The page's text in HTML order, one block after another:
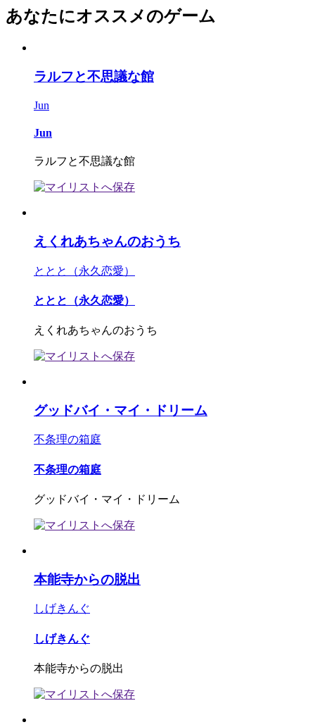
あなたにオススメのゲーム
ラルフと不思議な館
Jun
Jun
ラルフと不思議な館
えくれあちゃんのおうち
ととと（永久恋愛）
ととと（永久恋愛）
えくれあちゃんのおうち
グッドバイ・マイ・ドリーム
不条理の箱庭
不条理の箱庭
グッドバイ・マイ・ドリーム
本能寺からの脱出
しげきんぐ
しげきんぐ
本能寺からの脱出